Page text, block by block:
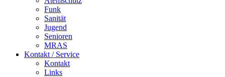
Funk
Sanität
Jugend
Senioren
MRAS
Kontakt / Service
Kontakt
Links